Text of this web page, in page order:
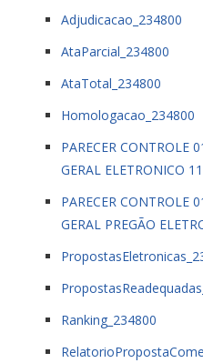
Adjudicacao_234800
AtaParcial_234800
AtaTotal_234800
Homologacao_234800
PARECER CONTROLE
GERAL ELETRONICO
PARECER CONTROLE
GERAL PREGÃO
Ranking_234800